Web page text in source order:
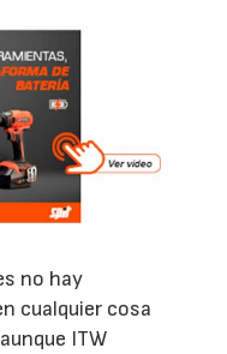
no hay
cualquier cosa
ITW